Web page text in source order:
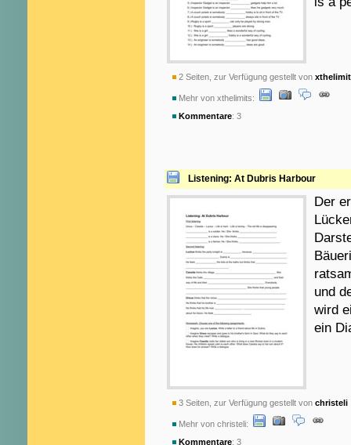
2 Seiten, zur Verfügung gestellt von
Mehr von xthelimits:
Kommentare: 3
Listening: At Dubris Harbour
Der
und
wird
ein
3 Seiten, zur Verfügung gestellt von christeli
Mehr von christeli:
Kommentare: 3